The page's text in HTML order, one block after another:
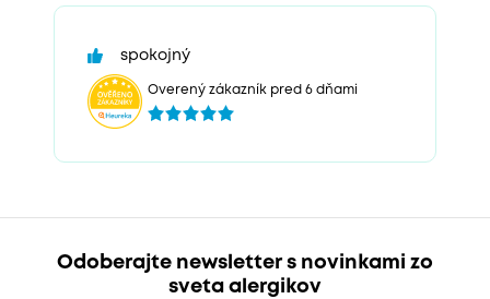
spokojný
Overený zákazník pred 6 dňami
Odoberajte newsletter s novinkami zo
sveta alergikov